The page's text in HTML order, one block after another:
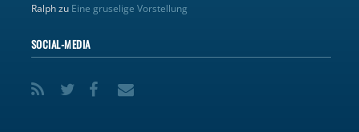
Ralphzu Eine gruselige Vorstellung
SOCIAL-MEDIA